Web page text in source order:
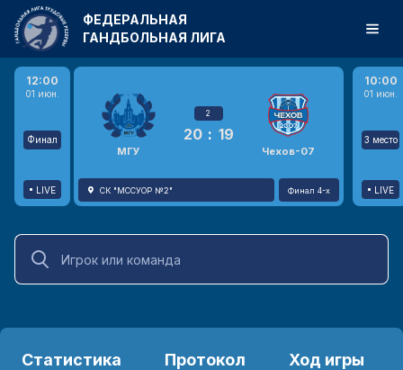
12:00
01 июн.
Финал
LIVE
МГУ
2
20 : 19
Чехов-07
СК "МССУОР №2" Финал 4-х
10:00
01 июн.
3 место
LIVE
ФЕДЕРАЛЬНАЯ
ГАНДБОЛЬНАЯ ЛИГА
Статистика Протокол Ход игры